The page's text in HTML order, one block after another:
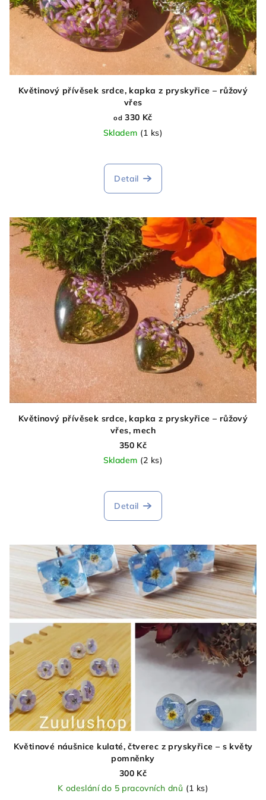
Květinový přívěsek srdce, kapka z pryskyřice – růžový
vřes
od 330 Kč
Skladem (1 ks)
Detail
Květinový přívěsek srdce, kapka z pryskyřice – růžový
vřes, mech
350 Kč
Skladem (2 ks)
Detail
Květinové náušnice kulaté, čtverec z pryskyřice – s květy
pomněnky
300 Kč
K odeslání do 5 pracovních dnů (1 ks)